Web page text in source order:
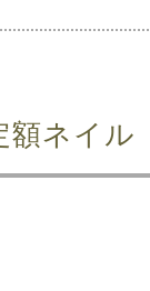
額ネイル